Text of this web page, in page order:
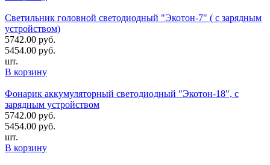
Светильник головной светодиодный "Экотон-7" ( с зарядным
устройством)
5742.00 руб.
5454.00 руб.
шт.
В корзину
Фонарик аккумуляторный светодиодный "Экотон-18", с
зарядным устройством
5742.00 руб.
5454.00 руб.
шт.
В корзину